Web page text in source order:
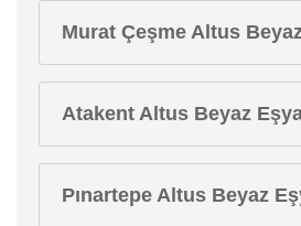
Murat Çeşme Altus
Atakent Altus Beyaz
Pınartepe Altus Beyaz